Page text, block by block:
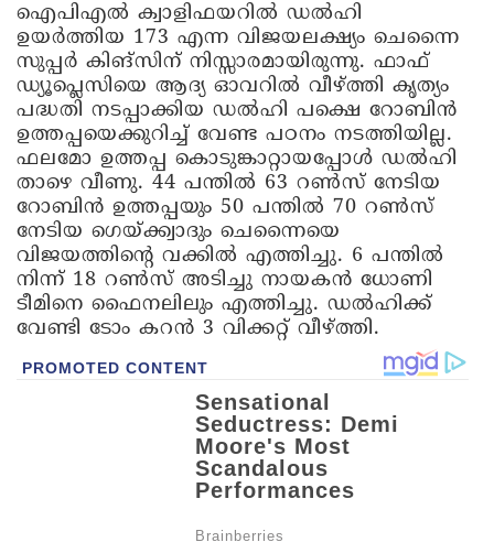
ഐപിഎൽ ക്വാളിഫയറിൽ ഡൽഹി
ഉയർത്തിയ 173 എന്ന വിജയലക്ഷ്യം ചെന്നൈ
സുപ്പർ കിങ്സിന് നിസ്സാരമായിരുന്നു. ഫാഫ്
ഡ്യൂപ്ലെസിയെ ആദ്യ ഓവറിൽ വീഴ്ത്തി കൃത്യം
പദ്ധതി നടപ്പാക്കിയ ഡൽഹി പക്ഷെ റോബിൻ
ഉത്തപ്പയെക്കുറിച്ച് വേണ്ട പഠനം നടത്തിയില്ല.
ഫലമോ ഉത്തപ്പ കൊടുങ്കാറ്റായപ്പോൾ ഡൽഹി
താഴെ വീണു. 44 പന്തിൽ 63 റൺസ് നേടിയ
റോബിൻ ഉത്തപ്പയും 50 പന്തിൽ 70 റൺസ്
നേടിയ ഗെയ്ക്ക്വാദും ചെന്നൈയെ
വിജയത്തിന്റെ വക്കിൽ എത്തിച്ചു. 6 പന്തിൽ
നിന്ന് 18 റൺസ് അടിച്ചു നായകൻ ധോണി
ടീമിനെ ഫൈനലിലും എത്തിച്ചു. ഡൽഹിക്ക്
വേണ്ടി ടോം കറൻ 3 വിക്കറ്റ് വീഴ്ത്തി.